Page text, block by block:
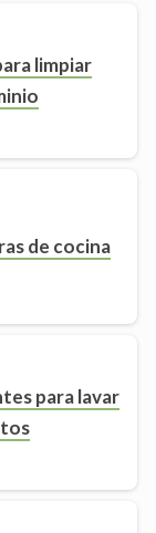
limpiar
de cocina
para lavar